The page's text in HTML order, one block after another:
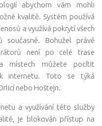
abychom vám mohli
kvalitě. Systém používá
a využívá pokrytí všech
současně. Bohužel právě
není po celé trase
místech můžete pocítit
internetu. Toto se týká
nebo Hoštejn.
a využívání této služby
je blokován přístup na